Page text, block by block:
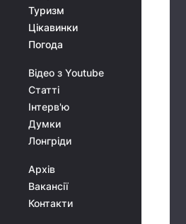
Туризм
Цікавинки
Погода
Відео з Youtube
Статті
Інтерв'ю
Думки
Лонгріди
Архів
Вакансії
Контакти